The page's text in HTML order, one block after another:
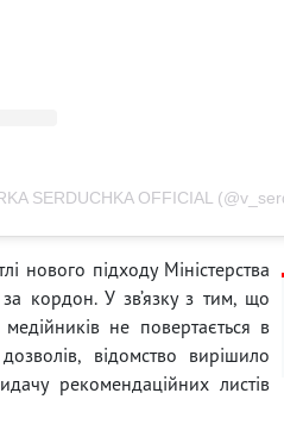
SERDUCHKA OFFICIAL
нового підходу Міністерства
за кордон. У зв’язку з тим, що
не повертається в
відомство вирішило
рекомендаційних листів